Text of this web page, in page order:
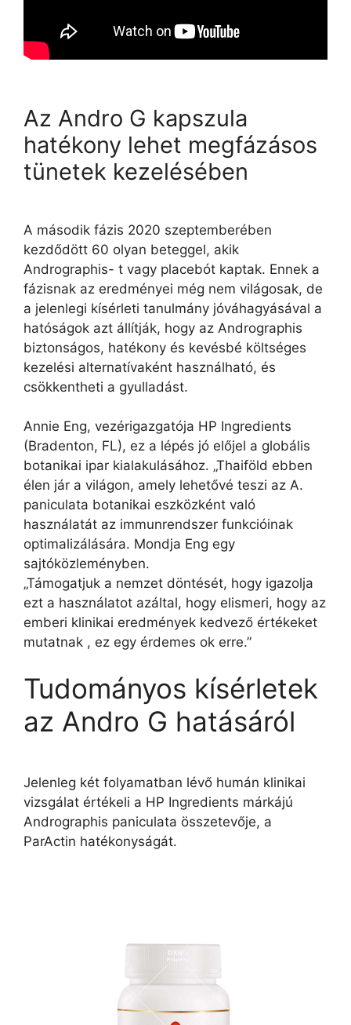
Az Andro G kapszula
hatékony lehet megfázásos
tünetek kezelésében
A második fázis 2020 szeptemberében
kezdődött 60 olyan beteggel, akik
Andrographis- t vagy placebót kaptak. Ennek a
fázisnak az eredményei még nem világosak, de
a jelenlegi kísérleti tanulmány jóváhagyásával a
hatóságok azt állítják, hogy az Andrographis
biztonságos, hatékony és kevésbé költséges
kezelési alternatívaként használható, és
csökkentheti a gyulladást.
Annie Eng, vezérigazgatója HP Ingredients
(Bradenton, FL), ez a lépés jó előjel a globális
botanikai ipar kialakulásához. „Thaiföld ebben
élen jár a világon, amely lehetővé teszi az A.
paniculata botanikai eszközként való
használatát az immunrendszer funkcióinak
optimalizálására. Mondja Eng egy
sajtóközleményben.
„Támogatjuk a nemzet döntését, hogy igazolja
ezt a használatot azáltal, hogy elismeri, hogy az
emberi klinikai eredmények kedvező értékeket
mutatnak , ez egy érdemes ok erre.”
Tudományos kísérletek
az Andro G hatásáról
Jelenleg két folyamatban lévő humán klinikai
vizsgálat értékeli a HP Ingredients márkájú
Andrographis paniculata összetevője, a
ParActin hatékonyságát.